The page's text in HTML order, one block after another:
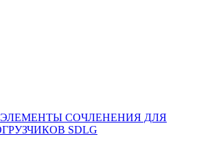
СОЧЛЕНЕНИЯ ДЛЯ
SDLG